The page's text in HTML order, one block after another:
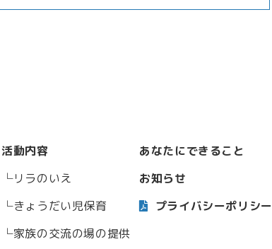
活動内容
リラのいえ
きょうだい児保育
家族の交流の場の提供
あなたにできること
お知らせ
プライバシーポリシー